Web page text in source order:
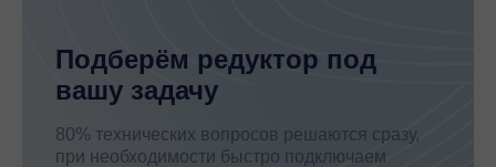
Подберём редуктор под
вашу задачу
80% технических вопросов решаются сразу,
при необходимости быстро подключаем